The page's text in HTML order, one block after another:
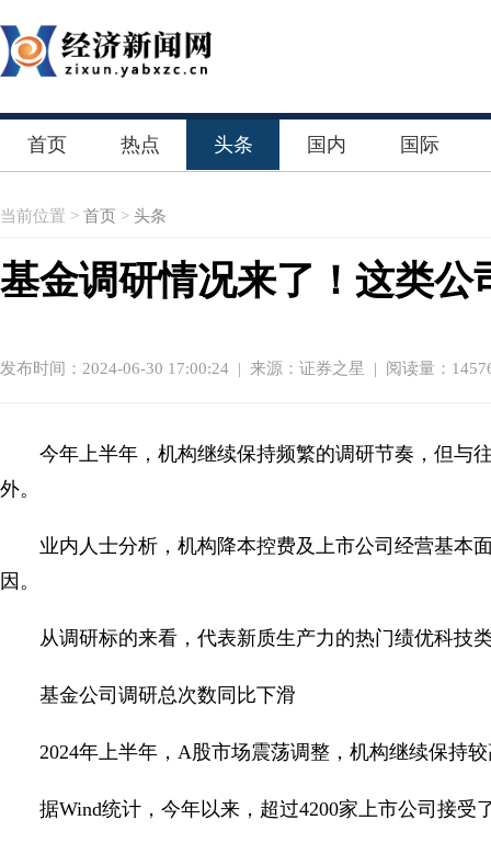
首页 热点 头条 国内 国际
当前位置 > 首页 > 头条
基金调研情况来了！这类公
发布时间：2024-06-30 17:00:24 | 来源：证券之星 | 阅读量：
今年上半年，机构继续保持频繁的调研节奏，但与
外。
业内人士分析，机构降本控费及上市公司经营基本
因。
从调研标的来看，代表新质生产力的热门绩优科技
基金公司调研总次数同比下滑
2024年上半年，A股市场震荡调整，机构继续保持
据Wind统计，今年以来，超过4200家上市公司接受